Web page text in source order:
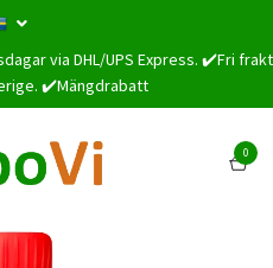
via DHL/UPS Express. ✔️Fri frakt
✔️Mängdrabatt
0